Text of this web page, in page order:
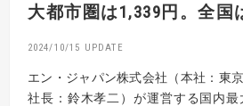
大都市圏は1,339円。全国
2024/10/15
エン・ジャパン株式会社（本社：東
社長：鈴木孝二）が運営する国内最